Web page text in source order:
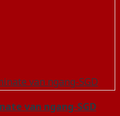
van ngang-SGD